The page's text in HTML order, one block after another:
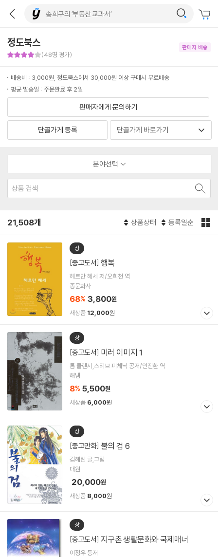
정도북스
(48명 평가)
판매자 배송
배송비 : 3,000원, 정도북스에서 30,000원 이상 구매시 무료배송
평균 발송일 : 주문완료 후 2일
판매자에게 문의하기
단골가게 등록
분야선택
21,508개 상품상태 등록일순
상
[중고도서] 행복
헤르만 헤세 저/오희천 역
종문화사
68% 3,800원
새상품 12,000원
상
[중고도서] 미러 이미지 1
톰 클랜시,스티브 피체닉 공저/안진환 역
해냄
8% 5,500원
새상품 6,000원
상
[중고만화] 불의 검 6
김혜린 글,그림
대원
20,000원
새상품 8,000원
상
[중고도서] 지구촌 생활문화와 국제매너
이정우 등저